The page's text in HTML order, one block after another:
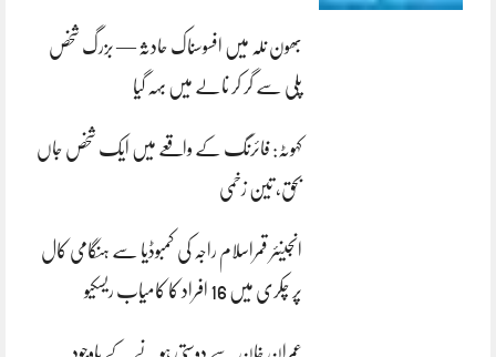
بھون نلہ میں افسوسناک حادثہ — بزرگ شخص
پلی سے گر کر نالے میں بہہ گیا
کہوٹہ: فائرنگ کے واقعے میں ایک شخص جاں
بحق، تین زخمی
انجینئر قمراسلام راجہ کی کمبوڈیا سے ہنگامی کال
پر چکری میں 16 افراد کا کامیاب ریسکیو
عمران خان سے دوستی ہونے کے باوجود